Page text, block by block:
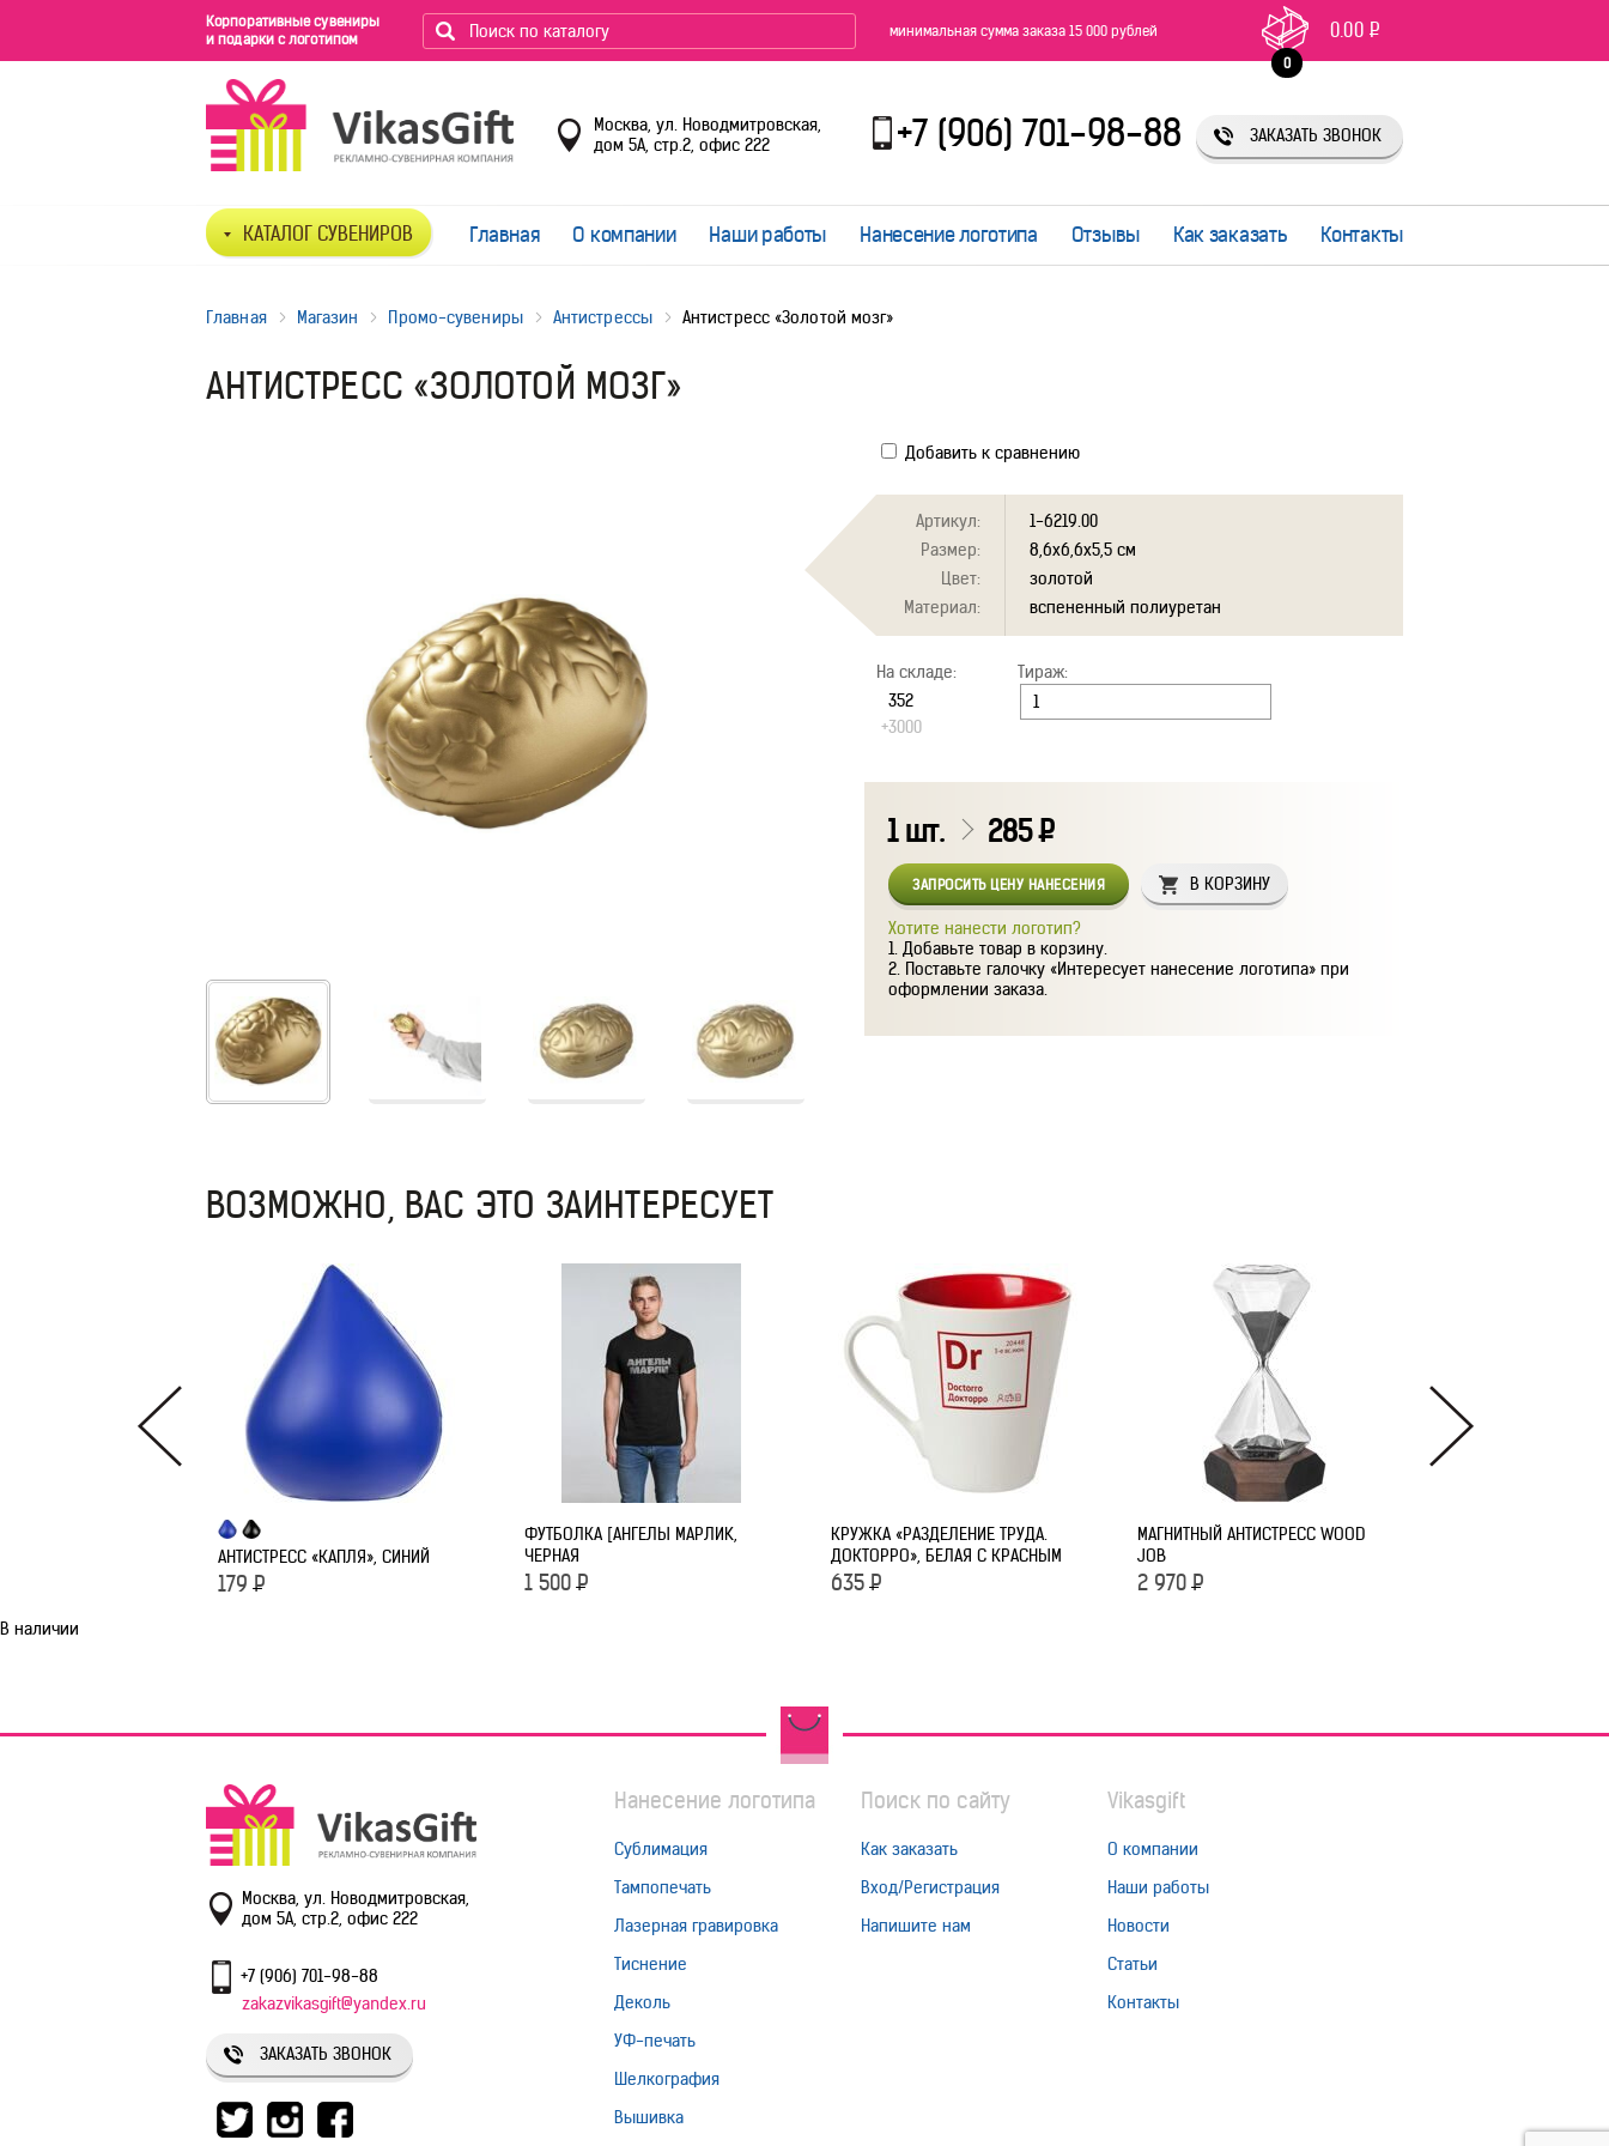
Корпоративные сувениры
и подарки с логотипом
минимальная сумма заказа 15 000 рублей
0
0.00 Р
Москва, ул. Новодмитровская,
дом 5А, стр.2, офис 222
+7 (906) 701-98-88 ЗАКАЗАТЬ ЗВОНОК
КАТАЛОГ СУВЕНИРОВ Главная О компании Наши работы Нанесение логотипа Отзывы Как заказать Контакты
Главная Магазин Промо-сувениры Антистрессы Антистресс «Золотой мозг»
АНТИСТРЕСС «ЗОЛОТОЙ МОЗГ»
Добавить к сравнению
Артикул:
1-6219.00
Размер:
8,6х6,6х5,5 см
Цвет:
золотой
Материал:
вспененный полиуретан
На складе:
+3000
Тираж:
1шт. 285Р
ЗАПРОСИТЬ ЦЕНУ НАНЕСЕНИЯ В КОРЗИНУ
Хотите нанести логотип?
Добавьте товар в корзину.
Поставьте галочку «Интересует нанесение логотипа» при
оформлении заказа.
ВОЗМОЖНО, ВАС ЭТО ЗАИНТЕРЕСУЕТ
АНТИСТРЕСС «КАПЛЯ», СИНИЙ
179 Р
ФУТБОЛКА [АНГЕЛЫ МАРЛИK,
ЧЕРНАЯ
1 500 Р
КРУЖКА «РАЗДЕЛЕНИЕ ТРУДА.
ДОКТОРРО», БЕЛАЯ С КРАСНЫМ
635 Р
МАГНИТНЫЙ АНТИСТРЕСС WOOD
JOB
2 970 Р
В наличии
Москва, ул. Новодмитровская,
дом 5А, стр.2, офис 222
+7 (906) 701-98-88
zakazvikasgift@yandex.ru
ЗАКАЗАТЬ ЗВОНОК
Нанесение логотипа
Сублимация
Тампопечать
Лазерная гравировка
Тиснение
Деколь
УФ-печать
Шелкография
Вышивка
Поиск по сайту
Как заказать
Вход/Регистрация
Напишите нам
Vikasgift
О компании
Наши работы
Новости
Статьи
Контакты